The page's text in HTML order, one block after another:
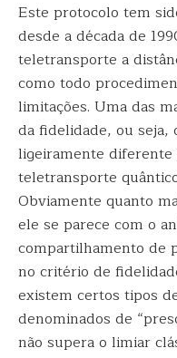
Este protocolo tem
desde a década de
teletransporte a
como todo
limitações. Uma das
da fidelidade, ou seja,
ligeiramente
teletransporte
Obviamente quanto
ele se parece com o
compartilhamento de
no critério de
existem certos tipos
denominados de
não supera o limiar